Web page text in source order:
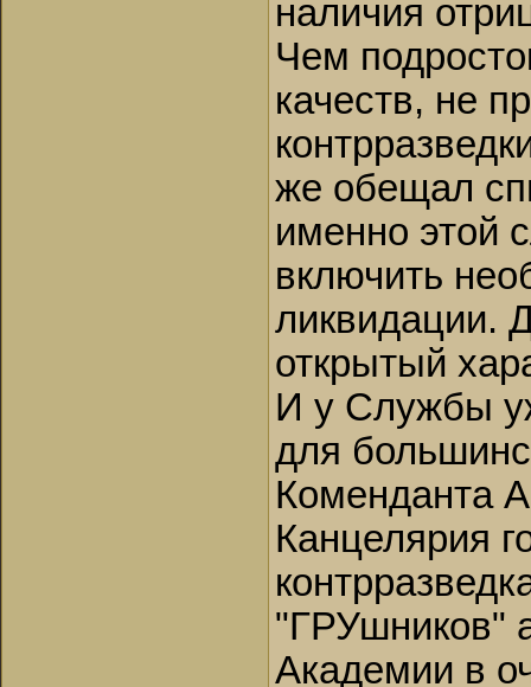
наличия
Чем
качеств, не
же обещал
именно этой
включить
ликвидации.
открытый
И у Службы
для
Коменданта
Канцелярия
"ГРУшников"
Академии в